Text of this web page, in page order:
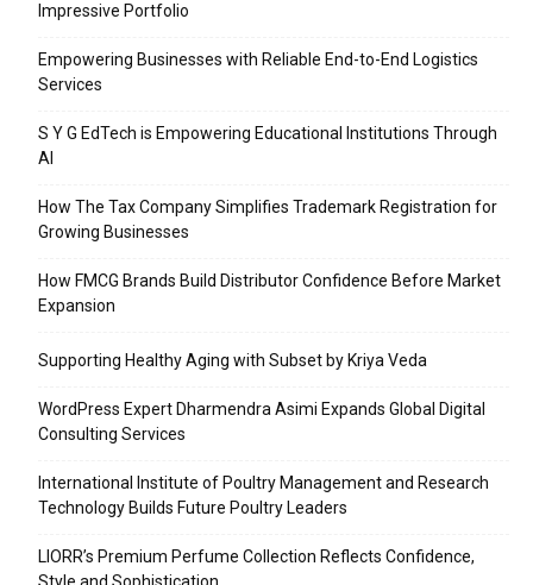
Impressive Portfolio
Empowering Businesses with Reliable End-to-End Logistics
Services
S Y G EdTech is Empowering Educational Institutions Through
AI
How The Tax Company Simplifies Trademark Registration for
Growing Businesses
How FMCG Brands Build Distributor Confidence Before Market
Expansion
Supporting Healthy Aging with Subset by Kriya Veda
WordPress Expert Dharmendra Asimi Expands Global Digital
Consulting Services
International Institute of Poultry Management and Research
Technology Builds Future Poultry Leaders
LIORR’s Premium Perfume Collection Reflects Confidence,